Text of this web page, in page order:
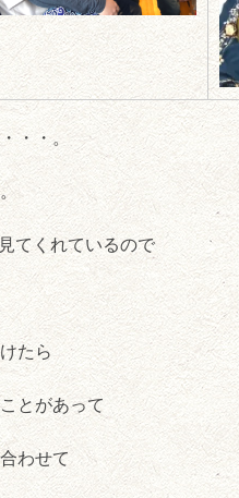
・・。
てくれているので
たら
とがあって
わせて